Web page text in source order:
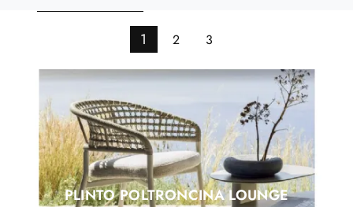
1 2 3
PLINTO POLTRONCINA LOUNGE